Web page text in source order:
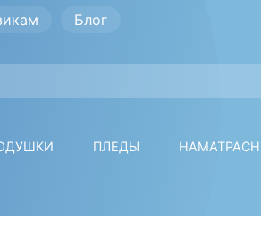
Блог
ПЛЕДЫ